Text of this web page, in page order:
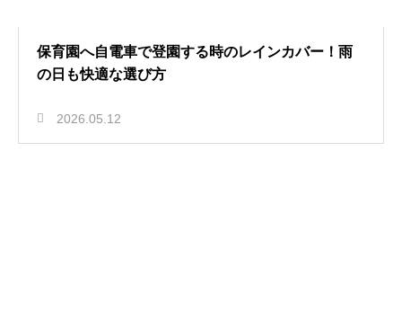
保育園へ自電車で登園する時のレインカバー！雨
の日も快適な選び方
2026.05.12